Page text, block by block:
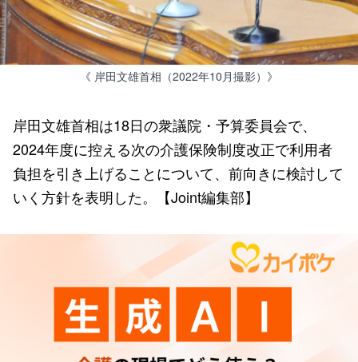
《 岸田文雄首相（2022年10月撮影）》
岸田文雄首相は18日の衆議院・予算委員会で、
2024年度に控える次の介護保険制度改正で利用者
負担を引き上げることについて、前向きに検討して
いく方針を表明した。【Joint編集部】